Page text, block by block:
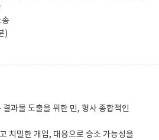
)
과물 도출을 위한 민, 형사 종합적인
치밀한 개입, 대응으로 승소 가능성을